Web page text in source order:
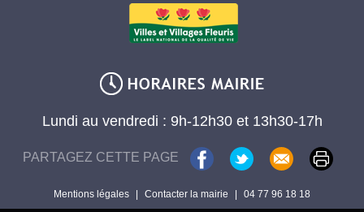
Lundi au vendredi : 9h-12h30 et 13h30-17h
PARTAGEZ CETTE PAGE
Mentions légales | Contacter la mairie | 04 77 96 18 18